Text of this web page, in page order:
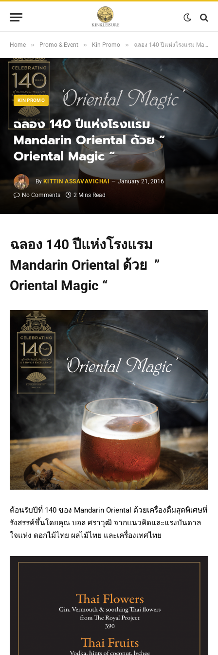
Home » Promo & Event » Kin Promo » ฉลอง 140 ปีแห่งโรงแรม Mandarin Oriental ด้วย ” Oriental Magic “
KIN PROMO
ฉลอง 140 ปีแห่งโรงแรม
Mandarin Oriental ด้วย ”
Oriental Magic “
By KITTIN ASSAVAVICHAI
January 21, 2016
No Comments
2 Mins Read
ฉลอง 140 ปีแห่งโรงแรม
Mandarin Oriental ด้วย ”
Oriental Magic “
ต้อนรับปีที่ 140 ของ Mandarin Oriental ด้วยเครื่องดื่มสุดพิเศษที่
รังสรรค์ขึ้นโดยคุณ บอล ศราวุฒิ จากแนวคิดและแรงบันดาล
ใจแห่ง ดอกไม้ไทย ผลไม้ไทย และเครื่องเทศไทย